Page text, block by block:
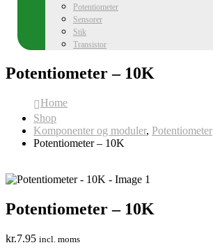
Potentiometer
Sensorer
Stik
Transistor
Potentiometer – 10K
Home
Shop
Komponenter og moduler, Potentiometer
Potentiometer – 10K
Potentiometer – 10K
kr.7.95 incl. moms